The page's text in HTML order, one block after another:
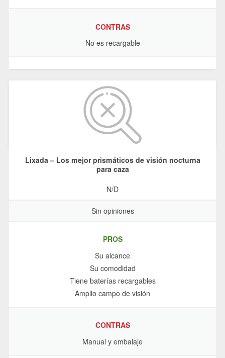
CONTRAS
No es recargable
Lixada – Los mejor prismáticos de visión nocturna
para caza
N/D
Sin opiniones
PROS
Su alcance
Su comodidad
Tiene baterías recargables
Amplio campo de visión
CONTRAS
Manual y embalaje